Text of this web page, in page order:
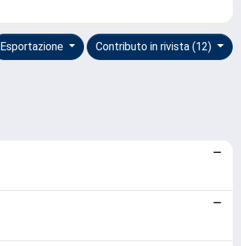
Contributo in rivista (12)
Esportazione